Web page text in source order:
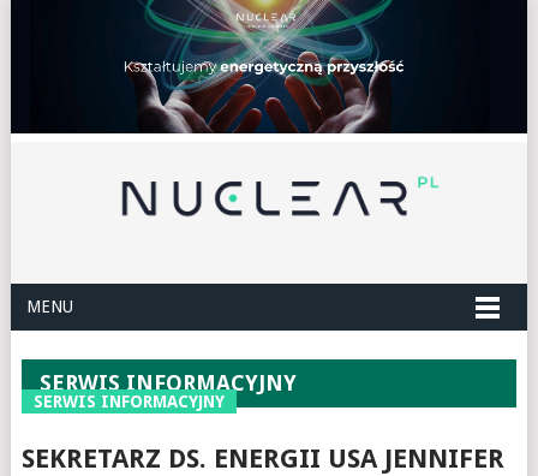
MENU
SERWIS INFORMACYJNY
SEKRETARZ DS. ENERGII USA JENNIFER
SERWIS INFORMACYJNY